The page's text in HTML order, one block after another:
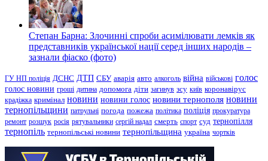
Степан Барна: Злочинні спроби асимілювати лемків як
представників української нації серед інших народів –
зазнали фіаско (фото)
ГУ НП поліція ДСНС ДТП СБУ аварія авто алкоголь війна військові голос
голос новини гроші дитина допомога діти загинув зсу київ коронавірус
крадіжка кримінал новини новини голос новини тернополя новини
тернопільщини патрульні погода пожежа політика поліція прокуратура
ремонт розшук росія рятувальники сергій надал смерть спорт суд тернопілля
тернопіль тернопільські новини тернопільщина україна чортків